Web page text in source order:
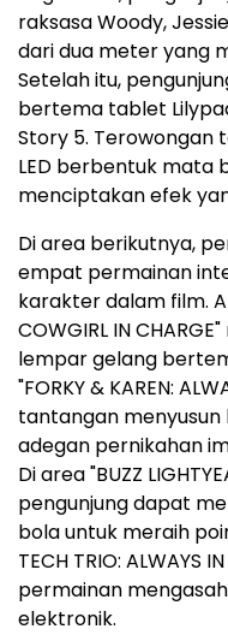
raksasa Woody,
dari dua meter yang
Setelah itu,
bertema tablet
Story 5. Terowongan
LED berbentuk mata
menciptakan efek
Di area berikutnya,
empat permainan
karakter dalam film.
COWGIRL IN
lempar gelang
"FORKY & KAREN:
tantangan
adegan pernikahan
Di area "BUZZ
pengunjung dapat
bola untuk meraih
TECH TRIO: ALWAYS
permainan
elektronik.